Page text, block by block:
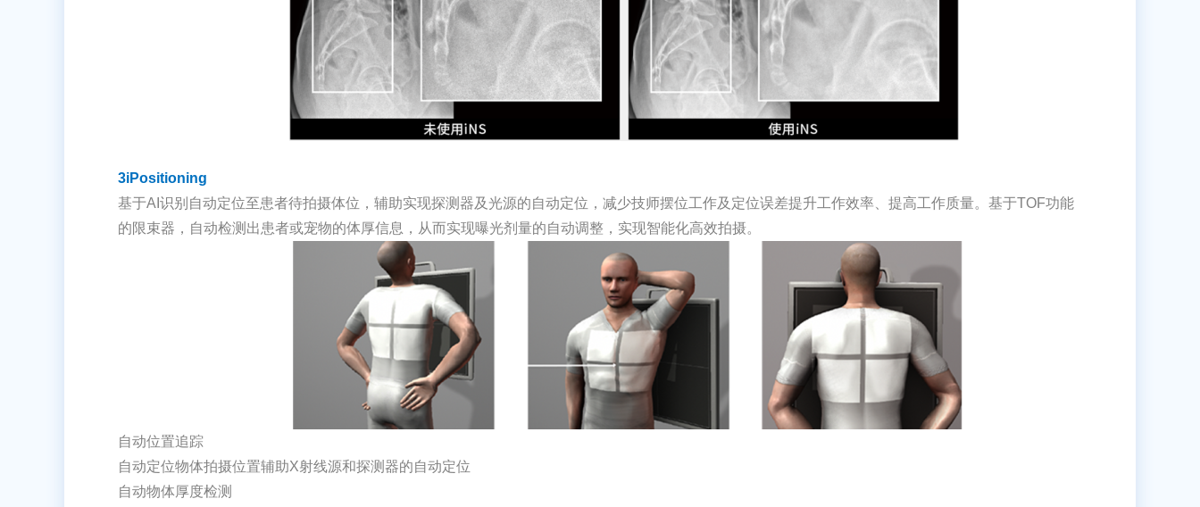
3iPositioning
基于AI识别自动定位至患者待拍摄体位，辅助实现探测器及光源的自动定位，减少技师摆位工作及定位误差提升工作效率、提高工作质量。基于TOF功能
的限束器，自动检测出患者或宠物的体厚信息，从而实现曝光剂量的自动调整，实现智能化高效拍摄。
自动位置追踪
自动定位物体拍摄位置辅助X射线源和探测器的自动定位
自动物体厚度检测